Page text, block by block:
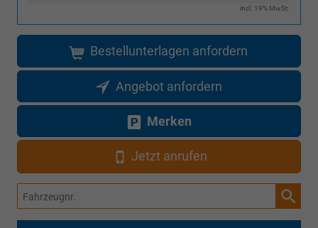
incl. 19% MwSt.
Bestellunterlagen anfordern
Angebot anfordern
Merken
Jetzt anrufen
Fahrzeugnr.